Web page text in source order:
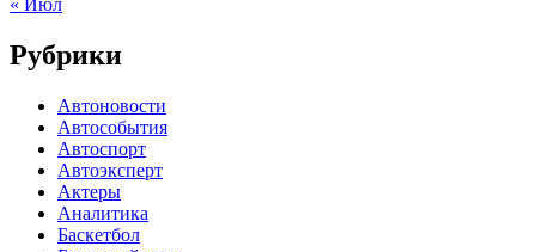
Рубрики
Автоновости
Автособытия
Автоспорт
Автоэксперт
Актеры
Аналитика
Баскетбол